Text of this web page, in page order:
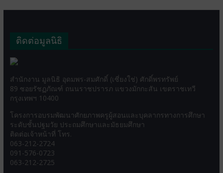
ติดต่อมูลนิธิ
สำนักงาน มูลนิธิ อุดมพร-สมศักดิ์ (เซี่ยงใช่) ศักดิ์พรทรัพย์
89 ซอยรัชฏภัณฑ์ ถนนราชปรารภ แขวงมักกะสัน เขตราชเทวี
กรุงเทพฯ 10400
โครงการอบรมพัฒนาศักยภาพครูผู้สอนและบุคลากรทางการศึกษา
ระดับชั้นปฐมวัย ประถมศึกษาและมัธยมศึกษา
ติดต่อเจ้าหน้าที่ โทร.
063-212-2724
091-576-0723
063-212-2725